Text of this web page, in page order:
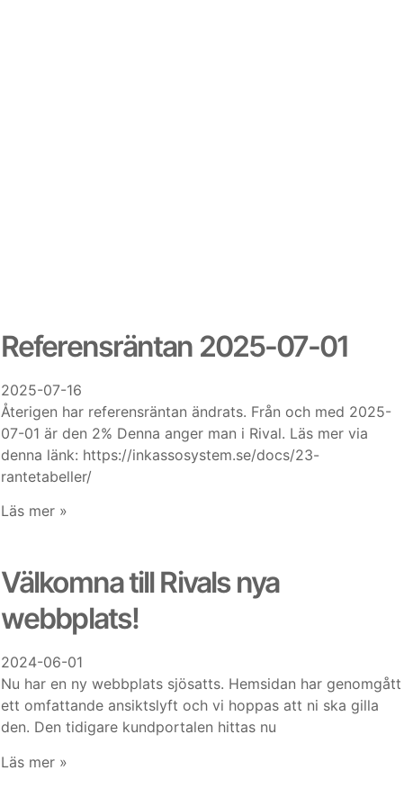
Referensräntan 2025-07-01
2025-07-16
Återigen har referensräntan ändrats. Från och med 2025-
07-01 är den 2% Denna anger man i Rival. Läs mer via
denna länk: https://inkassosystem.se/docs/23-
rantetabeller/
Läs mer »
Välkomna till Rivals nya
webbplats!
2024-06-01
Nu har en ny webbplats sjösatts. Hemsidan har genomgått
ett omfattande ansiktslyft och vi hoppas att ni ska gilla
den. Den tidigare kundportalen hittas nu
Läs mer »